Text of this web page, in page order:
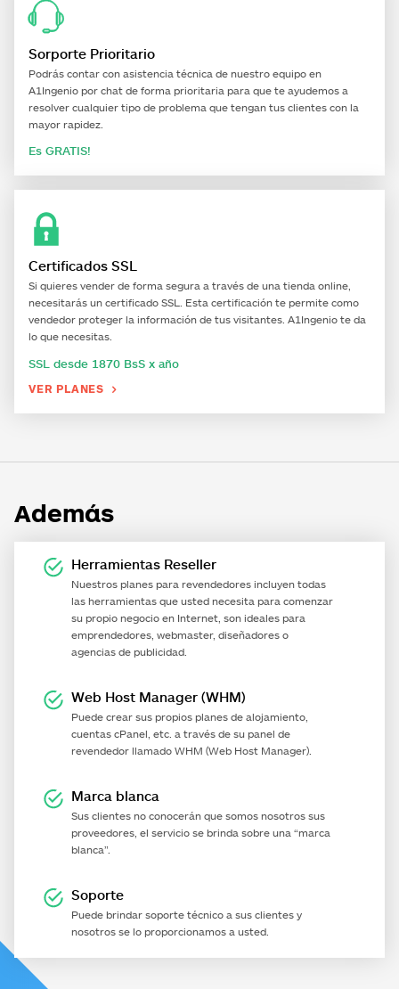
Sorporte Prioritario
Podrás contar con asistencia técnica de nuestro equipo en
A1Ingenio por chat de forma prioritaria para que te ayudemos a
resolver cualquier tipo de problema que tengan tus clientes con la
mayor rapidez.
Es GRATIS!
Certificados SSL
Si quieres vender de forma segura a través de una tienda online,
necesitarás un certificado SSL. Esta certificación te permite como
vendedor proteger la información de tus visitantes. A1Ingenio te da
lo que necesitas.
SSL desde 1870 BsS x año
VER PLANES 
Además
Herramientas Reseller
Nuestros planes para revendedores incluyen todas
las herramientas que usted necesita para comenzar
su propio negocio en Internet, son ideales para
emprendedores, webmaster, diseñadores o
agencias de publicidad.
Web Host Manager (WHM)
Puede crear sus propios planes de alojamiento,
cuentas cPanel, etc. a través de su panel de
revendedor llamado WHM (Web Host Manager).
Marca blanca
Sus clientes no conocerán que somos nosotros sus
proveedores, el servicio se brinda sobre una “marca
blanca”.
Soporte
Puede brindar soporte técnico a sus clientes y
nosotros se lo proporcionamos a usted.